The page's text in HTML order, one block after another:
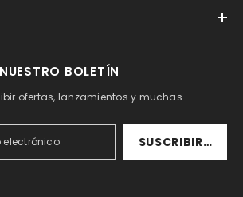
BOLETÍN
ofertas, lanzamientos y muchas
SUSCRIBIRSE